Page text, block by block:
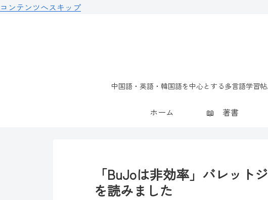
コンテンツへスキップ
中国語・英語・韓国語を中心とする多言語学習
ホーム
「BuJoは非効率」バレット
を読みました